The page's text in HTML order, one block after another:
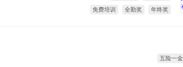
免费培训
全勤奖
年终奖
五险一金